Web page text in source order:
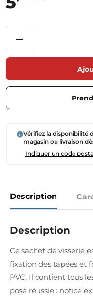
Vérifiez la disponibilité
magasin ou livraison
Indiquer un code
Description
Description
Ce sachet de visserie
fixation des tapées et
PVC. Il contient tous
pose réussie : notice